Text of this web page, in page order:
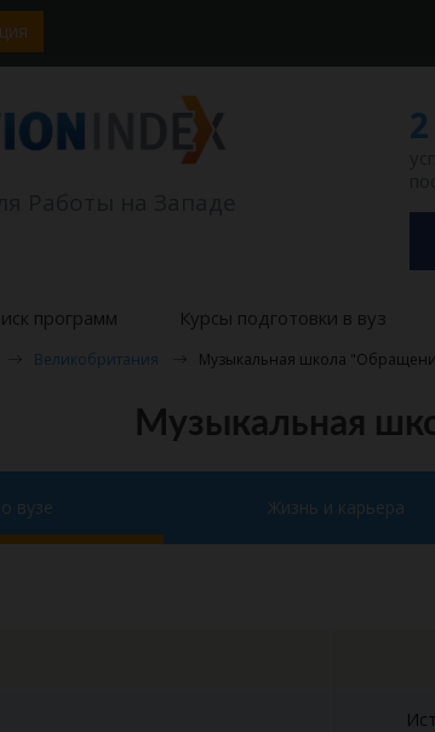
программ Курсы подготовки в вуз
Великобритания Музыкальная школа
Музыкальная
вузе Жизнь и карьера